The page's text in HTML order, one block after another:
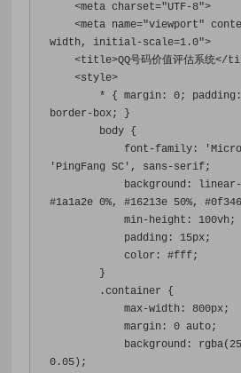
<meta charset="UTF-8">
<meta name="viewport"
width, initial-scale=1.0">
<title>QQ号码价值评估系统</
<style>
*
{ margin : 0; padding :
border-box;
}
        body
{
font-family :
'PingFang SC' , sans-serif;
background :
#1a1a2e 0%, #16213e 50%,
min-height : 100vh ;
padding : 15px;
color : #fff;
}
.container {
max-width : 800px;
margin : 0 auto;
background : rgba(
0.05 );